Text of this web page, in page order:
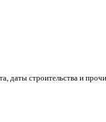
даты строительства и